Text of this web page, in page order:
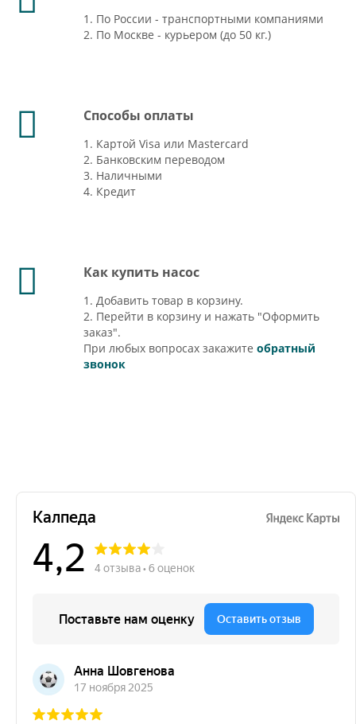
1. По России - транспортными компаниями
2. По Москве - курьером (до 50 кг.)
Способы оплаты
1. Картой Visa или Mastercard
2. Банковским переводом
3. Наличными
4. Кредит
Как купить насос
1. Добавить товар в корзину.
2. Перейти в корзину и нажать "Оформить
заказ".
При любых вопросах закажите обратный
звонок